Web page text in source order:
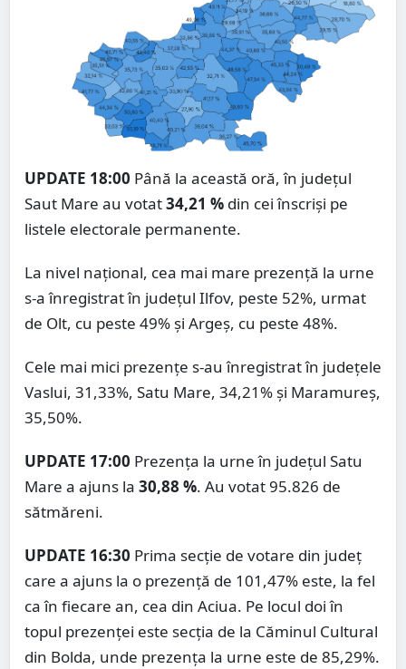
UPDATE 18:00 Până la această oră, în județul
Saut Mare au votat34,21 % din cei înscriși pe
listele electorale permanente.
La nivel național, cea mai mare prezență la urne
s-a înregistrat în județul Ilfov, peste 52%, urmat
de Olt, cu peste 49% și Argeș, cu peste 48%.
Cele mai mici prezențe s-au înregistrat în județele
Vaslui, 31,33%, Satu Mare, 34,21% și Maramureș,
35,50%.
UPDATE 17:00 Prezența la urne în județul Satu
Mare a ajuns la 30,88 %. Au votat 95.826 de
sătmăreni.
UPDATE 16:30 Prima secție de votare din județ
care a ajuns la o prezență de 101,47% este, la fel
ca în fiecare an, cea din Aciua. Pe locul doi în
topul prezenței este secția de la Căminul Cultural
din Bolda, unde prezența la urne este de 85,29%.